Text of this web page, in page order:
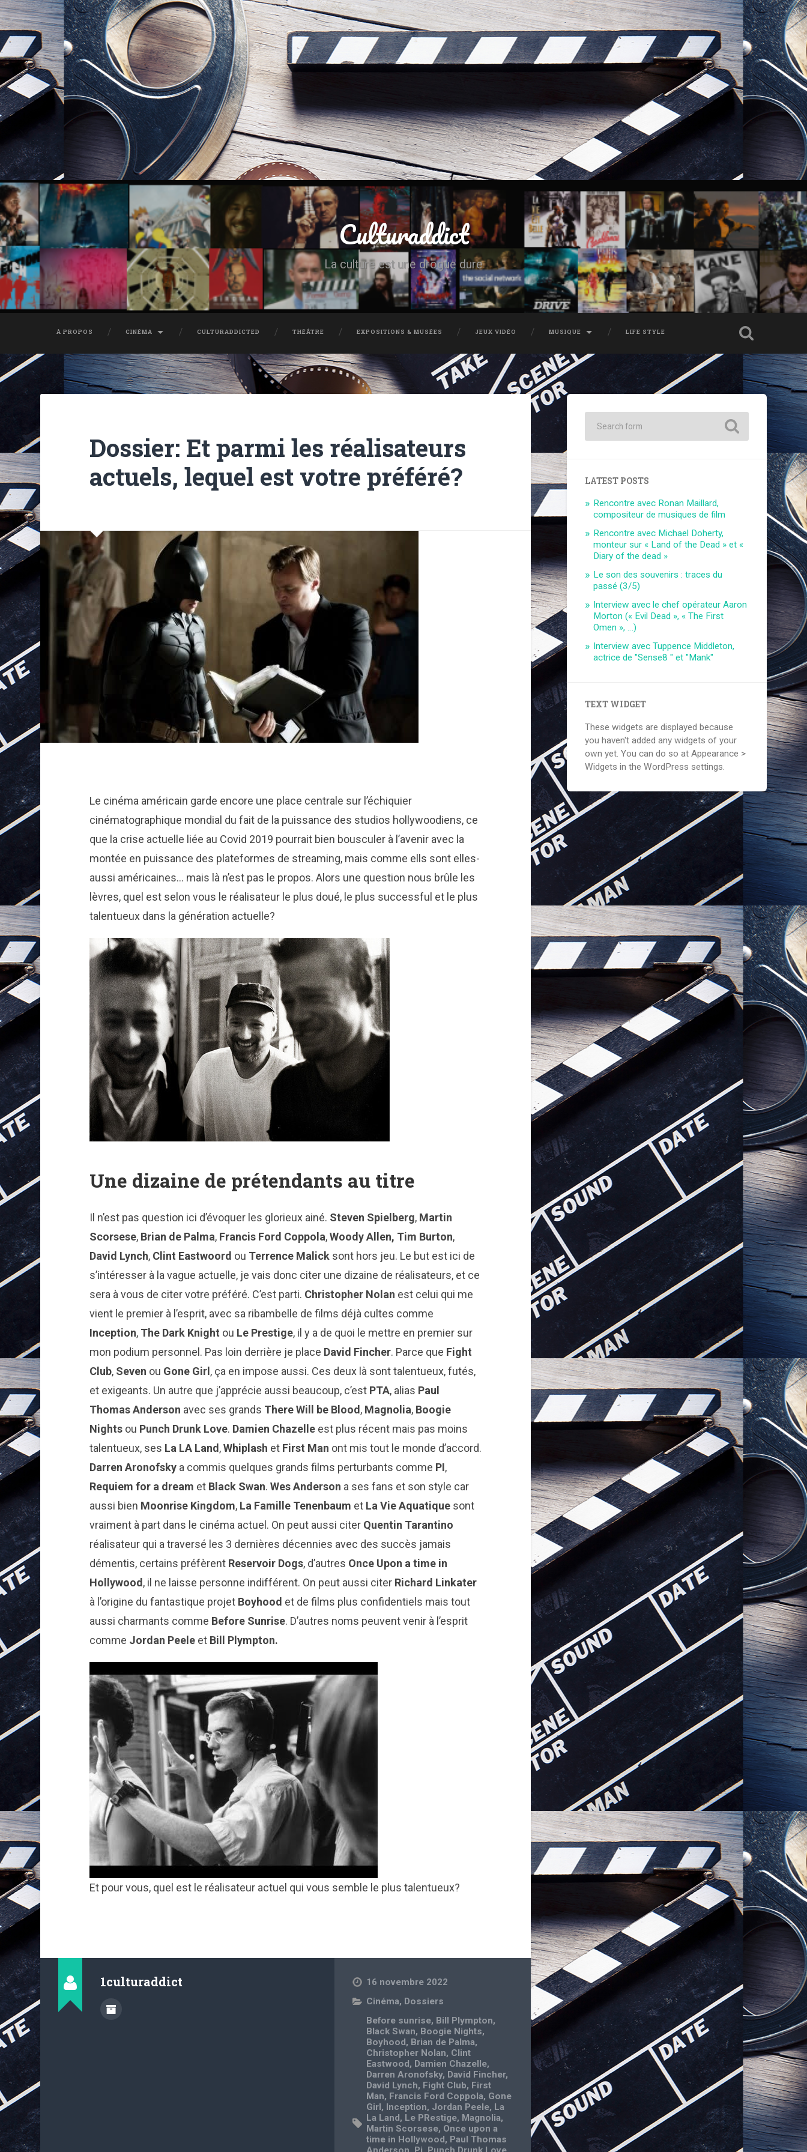
Culturaddict
La culture est une drogue dure
À PROPOS CINÉMA CULTURADDICTED THÉÂTRE EXPOSITIONS & MUSÉES JEUX VIDÉO MUSIQUE LIFE STYLE
Dossier: Et parmi les réalisateurs
actuels, lequel est votre préféré?
Le cinéma américain garde encore une place centrale sur l’échiquier
cinématographique mondial du fait de la puissance des studios hollywoodiens, ce
que la crise actuelle liée au Covid 2019 pourrait bien bousculer à l’avenir avec la
montée en puissance des plateformes de streaming, mais comme ells sont elles-
aussi américaines… mais là n’est pas le propos. Alors une question nous brûle les
lèvres, quel est selon vous le réalisateur le plus doué, le plus successful et le plus
talentueux dans la génération actuelle?
Une dizaine de prétendants au titre
Il n’est pas question ici d’évoquer les glorieux ainé. Steven Spielberg,Martin
Scorsese, Brian de Palma, Francis Ford Coppola,Woody Allen, Tim Burton,
David Lynch,Clint Eastwoord ou Terrence Malicksont hors jeu. Le but est ici de
s’intéresser à la vague actuelle, je vais donc citer une dizaine de réalisateurs, et ce
sera à vous de citer votre préféré. C’est parti. Christopher Nolan est celui qui me
vient le premier à l’esprit, avec sa ribambelle de films déjà cultes comme
Inception, The Dark Knight ou Le Prestige, il y a de quoi le mettre en premier sur
mon podium personnel. Pas loin derrière je place David Fincher. Parce que Fight
Club, Seven ou Gone Girl , ça en impose aussi. Ces deux là sont talentueux, futés,
et exigeants. Un autre que j’apprécie aussi beaucoup, c’est PTA, alias Paul
Thomas Anderson avec ses grands There Will be Blood, Magnolia,Boogie
Nightsou Punch Drunk Love. Damien Chazelleest plus récent mais pas moins
talentueux, ses La LA Land,Whiplash et First Man ont mis tout le monde d’accord.
Darren Aronofskya commis quelques grands films perturbants comme PI,
Requiem for a dream etBlack Swan. Wes Anderson a ses fans et son style car
aussi bien Moonrise Kingdom, La Famille Tenenbaum etLa Vie Aquatiquesont
vraiment à part dans le cinéma actuel. On peut aussi citer Quentin Tarantino
réalisateur qui a traversé les 3 dernières décennies avec des succès jamais
démentis, certains préfèrent Reservoir Dogs, d’autres Once Upon a time in
Hollywood, il ne laisse personne indifférent. On peut aussi citer Richard Linkater
à l’origine du fantastique projet Boyhood et de films plus confidentiels mais tout
aussi charmants comme Before Sunrise. D’autres noms peuvent venir à l’esprit
comme Jordan Peeleet Bill Plympton.
Et pour vous, quel est le réalisateur actuel qui vous semble le plus talentueux?
1culturaddict
16 novembre 2022
Cinéma, Dossiers
Before sunrise, Bill Plympton,
Black Swan, Boogie Nights,
Boyhood , Brian de Palma,
Christopher Nolan, Clint
Eastwood , Damien Chazelle,
Darren Aronofsky, David Fincher,
David Lynch, Fight Club, First
Man, Francis Ford Coppola, Gone
Girl , Inception, Jordan Peele, La
La Land , Le PRestige, Magnolia,
Martin Scorsese, Once upon a
time in Hollywood , Paul Thomas
LATEST POSTS
Rencontre avec Ronan Maillard,
compositeur de musiques de film
Rencontre avec Michael Doherty,
monteur sur « Land of the Dead » et «
Diary of the dead »
Le son des souvenirs : traces du
passé (3/5)
Interview avec le chef opérateur Aaron
Morton (« Evil Dead », « The First
Omen », …)
Interview avec Tuppence Middleton,
actrice de "Sense8 " et "Mank"
TEXT WIDGET
These widgets are displayed because
you haven't added any widgets of your
own yet. You can do so at Appearance >
Widgets in the WordPress settings.